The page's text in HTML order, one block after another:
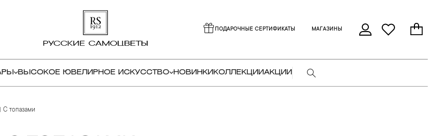
ПОДАРОЧНЫЕ СЕРТИФИКАТЫ МАГАЗИНЫ
ВЫСОКОЕ ЮВЕЛИРНОЕ ИСКУССТВО НОВИНКИ КОЛЛЕКЦИИАКЦИИ
С топазами